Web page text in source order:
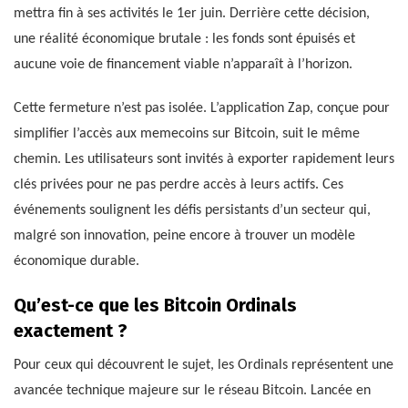
mettra fin à ses activités le 1er juin. Derrière cette décision,
une réalité économique brutale : les fonds sont épuisés et
aucune voie de financement viable n’apparaît à l’horizon.
Cette fermeture n’est pas isolée. L’application Zap, conçue pour
simplifier l’accès aux memecoins sur Bitcoin, suit le même
chemin. Les utilisateurs sont invités à exporter rapidement leurs
clés privées pour ne pas perdre accès à leurs actifs. Ces
événements soulignent les défis persistants d’un secteur qui,
malgré son innovation, peine encore à trouver un modèle
économique durable.
Qu’est-ce que les Bitcoin Ordinals
exactement ?
Pour ceux qui découvrent le sujet, les Ordinals représentent une
avancée technique majeure sur le réseau Bitcoin. Lancée en